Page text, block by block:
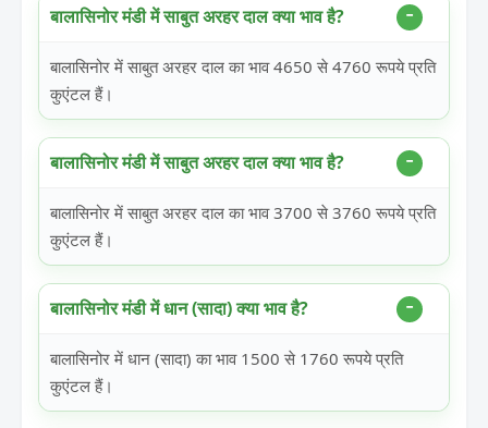
बालासिनोर मंडी में साबुत अरहर दाल क्या भाव है?
बालासिनोर में साबुत अरहर दाल का भाव 4650 से 4760 रूपये प्रति
कुएंटल हैं।
बालासिनोर मंडी में साबुत अरहर दाल क्या भाव है?
बालासिनोर में साबुत अरहर दाल का भाव 3700 से 3760 रूपये प्रति
कुएंटल हैं।
बालासिनोर मंडी में धान (सादा) क्या भाव है?
बालासिनोर में धान (सादा) का भाव 1500 से 1760 रूपये प्रति
कुएंटल हैं।